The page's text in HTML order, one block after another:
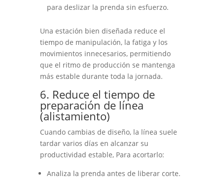
para deslizar la prenda sin esfuerzo.
Una estación bien diseñada reduce el
tiempo de manipulación, la fatiga y los
movimientos innecesarios, permitiendo
que el ritmo de producción se mantenga
más estable durante toda la jornada.
6. Reduce el tiempo de
preparación de línea
(alistamiento)
Cuando cambias de diseño, la línea suele
tardar varios días en alcanzar su
productividad estable, Para acortarlo:
Analiza la prenda antes de liberar corte.